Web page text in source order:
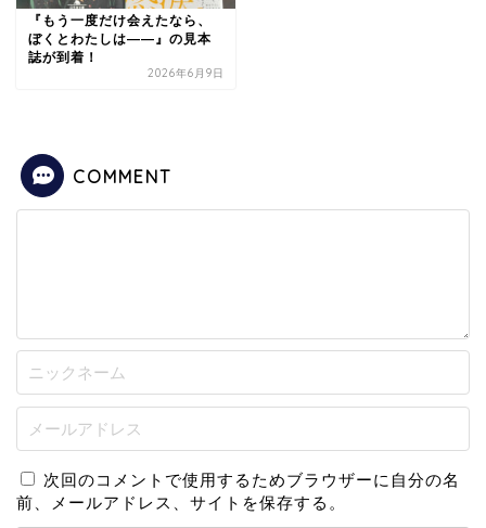
『もう一度だけ会えたなら、
ぼくとわたしは――』の見本
誌が到着！
2026年6月9日
COMMENT
次回のコメントで使用するためブラウザーに自分の名
前、メールアドレス、サイトを保存する。